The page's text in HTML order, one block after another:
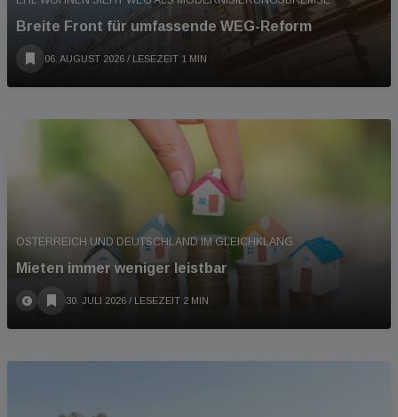
Breite Front für umfassende WEG-Reform
06. AUGUST 2026 / LESEZEIT 1 MIN
ÖSTERREICH UND DEUTSCHLAND IM GLEICHKLANG
Mieten immer weniger leistbar
30. JULI 2026 / LESEZEIT 2 MIN